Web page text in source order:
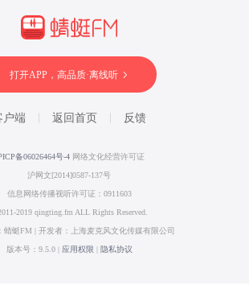
打开APP，高品质·离线听
户端 返回首页 反馈
ICP备06026464号-4 网络文化经营许可证
沪网文[2014]0587-137号
信息网络传播视听许可证：0911603
2019 qingting.fm ALL Rights Reserved.
蜻蜓FM | 开发者：上海麦克风文化传媒有限公司
版本号：9.5.0 | 应用权限 | 隐私协议